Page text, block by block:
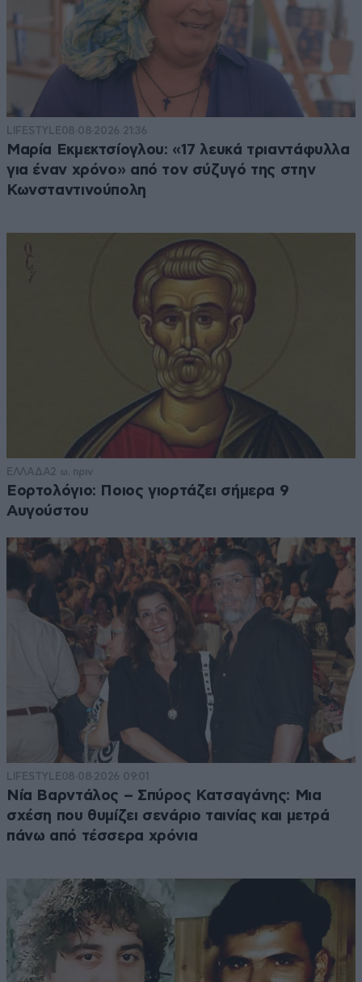
LIFESTYLE08·08·2026 21:36
Μαρία Εκμεκτσίογλου: «17 λευκά τριαντάφυλλα
για έναν χρόνο» από τον σύζυγό της στην
Κωνσταντινούπολη
ΕΛΛΑΔΑ2 ω. πριν
Εορτολόγιο: Ποιος γιορτάζει σήμερα 9
Αυγούστου
LIFESTYLE08·08·2026 09:01
Νία Βαρντάλος – Σπύρος Κατσαγάνης: Μια
σχέση που θυμίζει σενάριο ταινίας και μετρά
πάνω από τέσσερα χρόνια